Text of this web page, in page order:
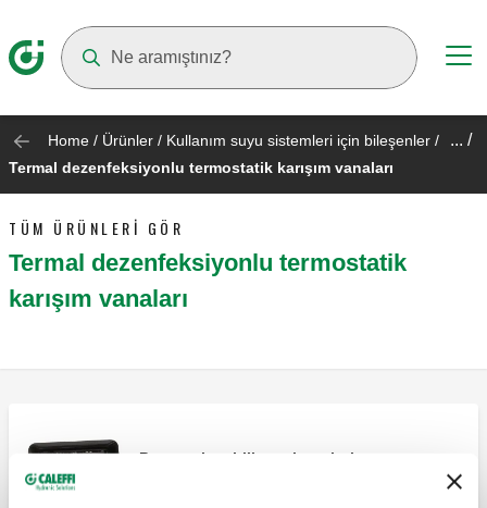
Home / Ürünler / Kullanım suyu sistemleri için bileşenler / ... /
Termal dezenfeksiyonlu termostatik karışım vanaları
TÜM ÜRÜNLERI GÖR
Termal dezenfeksiyonlu termostatik
karışım vanaları
Programlanabilir anahtarı bulunan